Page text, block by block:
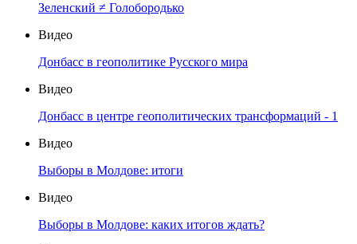
Зеленский ≠ Голобородько
Видео
Донбасс в геополитике Русского мира
Видео
Донбасс в центре геополитических трансформаций - 1
Видео
Выборы в Молдове: итоги
Видео
Выборы в Молдове: каких итогов ждать?